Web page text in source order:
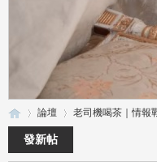
論壇 老司機喝茶｜情報
發新帖